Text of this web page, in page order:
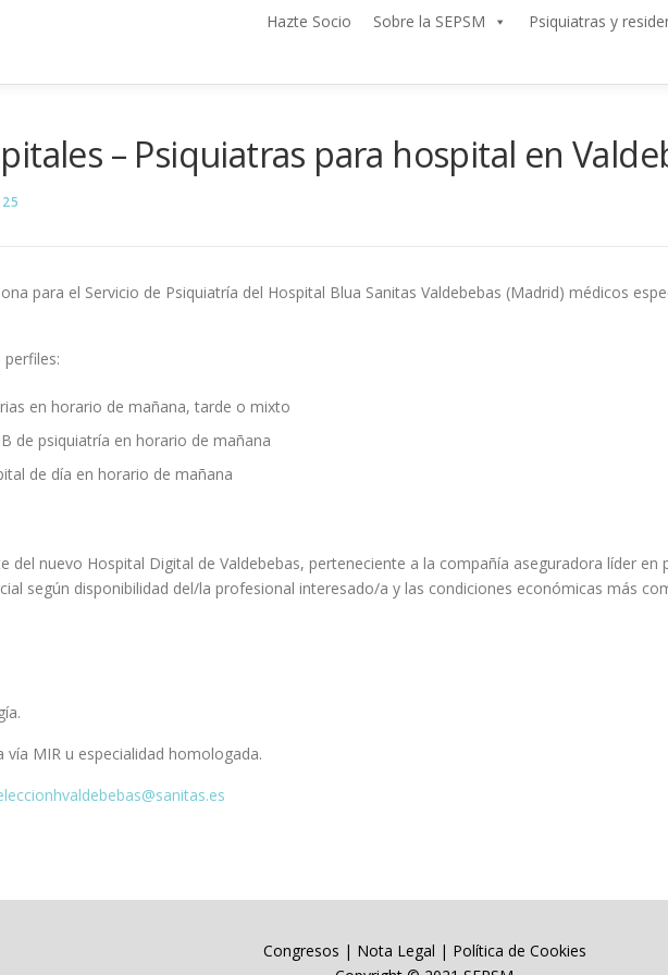
Hazte Socio Sobre la SEPSM Psiquiatras y
– Psiquiatras para hospital en
para el Servicio de Psiquiatría del Hospital Blua Sanitas Valdebebas (Madrid) médicos
en horario de mañana, tarde o mixto
de psiquiatría en horario de mañana
de día en horario de mañana
del nuevo Hospital Digital de Valdebebas, perteneciente a la compañía aseguradora líder
según disponibilidad del/la profesional interesado/a y las condiciones económicas más
vía MIR u especialidad homologada.
Congresos | Nota Legal | Política de Cookies